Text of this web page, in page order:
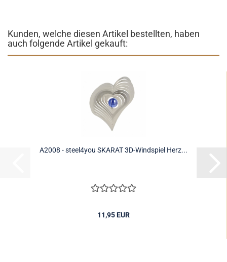
Kunden, welche diesen Artikel bestellten, haben
auch folgende Artikel gekauft:
A2008 - steel4you SKARAT 3D-Windspiel Herz...
11,95 EUR